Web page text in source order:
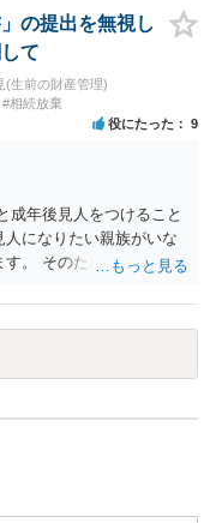
の提出を無視し
て
(生前の財産管理)
#相続放棄
役にたった 9
成年後見人をつけること
になりたい親族がいな
。 そのため、ご相談の
財産の処分等に関して、
また、お祖母さんがお亡
りますが、 その場合は
に拒否する方法はないか
連絡をしてくる可能性